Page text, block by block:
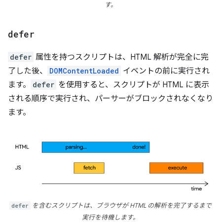
す。
defer
defer 属性を持つスクリプトは、HTML 解析が完全に完
了した後、
DOMContentLoaded イベントの前に実行され
ます。
defer を使用すると、スクリプトが HTML に表示
される順序で実行され、パーサーがブロックされなくなり
ます。
defer
を含むスクリプトは、ブラウザが HTML の解析を完了するまで
実行を待機します。